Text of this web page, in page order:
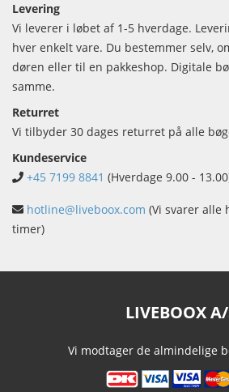
Levering
Vi leverer i løbet af 1-5 hverdage.
hver enkelt vare. Du bestemmer selv,
døren eller til en pakkeshop. Digitale
samme.
Returret
Vi tilbyder 30 dages returret på alle
Kundeservice
+45 7199 8841 (Hverdage 9.00 -
hotline@liveboox.com (Vi svarer alle
timer)
LIVEBOOX
Vi modtager de almindelige